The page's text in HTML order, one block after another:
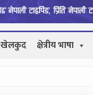
खेलकुद क्षेत्रीय भाषा